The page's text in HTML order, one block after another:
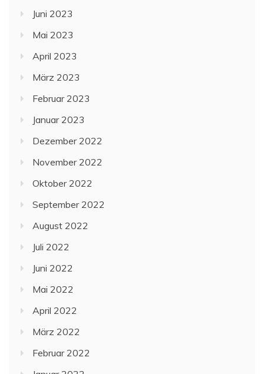
Juni 2023
Mai 2023
April 2023
März 2023
Februar 2023
Januar 2023
Dezember 2022
November 2022
Oktober 2022
September 2022
August 2022
Juli 2022
Juni 2022
Mai 2022
April 2022
März 2022
Februar 2022